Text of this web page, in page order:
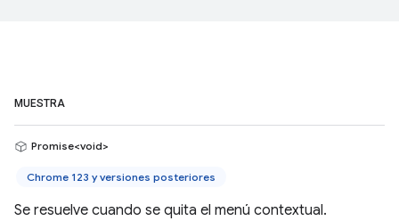
MUESTRA
Promise<void>
Chrome 123 y versiones posteriores
Se resuelve cuando se quita el menú contextual.